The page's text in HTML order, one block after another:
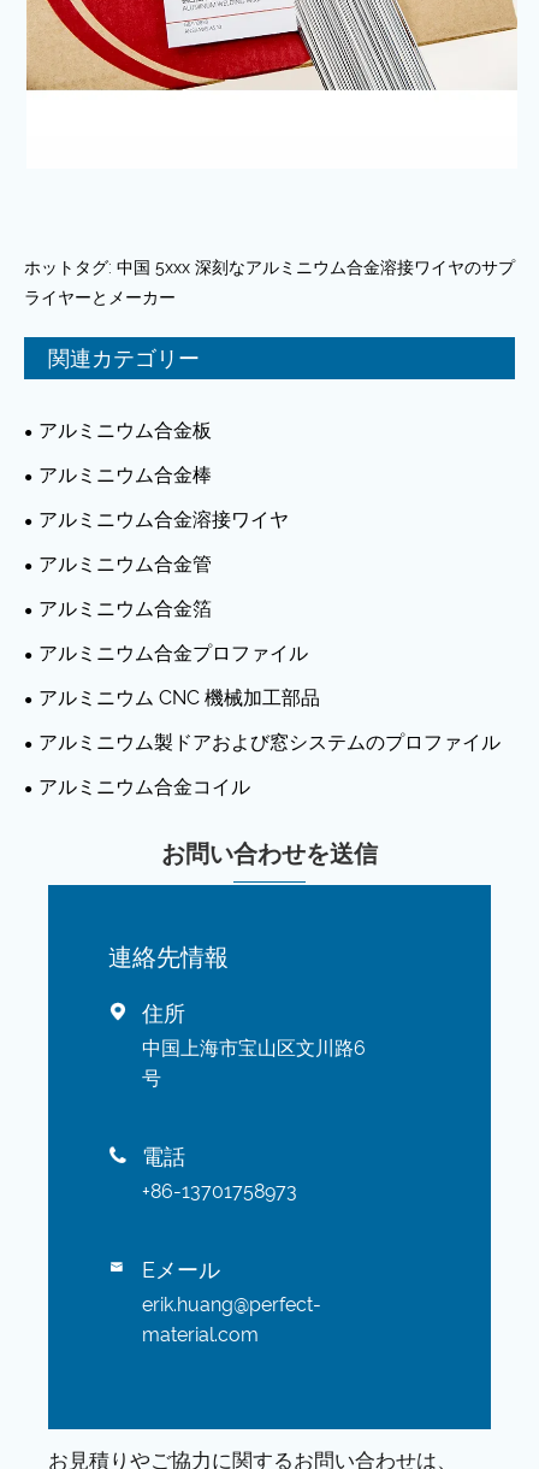
ホットタグ: 中国 5xxx 深刻なアルミニウム合金溶接ワイヤのサプ
ライヤーとメーカー
関連カテゴリー
アルミニウム合金板
アルミニウム合金棒
アルミニウム合金溶接ワイヤ
アルミニウム合金管
アルミニウム合金箔
アルミニウム合金プロファイル
アルミニウム CNC 機械加工部品
アルミニウム製ドアおよび窓システムのプロファイル
アルミニウム合金コイル
お問い合わせを送信
連絡先情報
 住所
中国上海市宝山区文川路6
号
 電話
+86-13701758973
 Eメール
erik.huang@perfect-
material.com
お見積りやご協力に関するお問い合わせは、